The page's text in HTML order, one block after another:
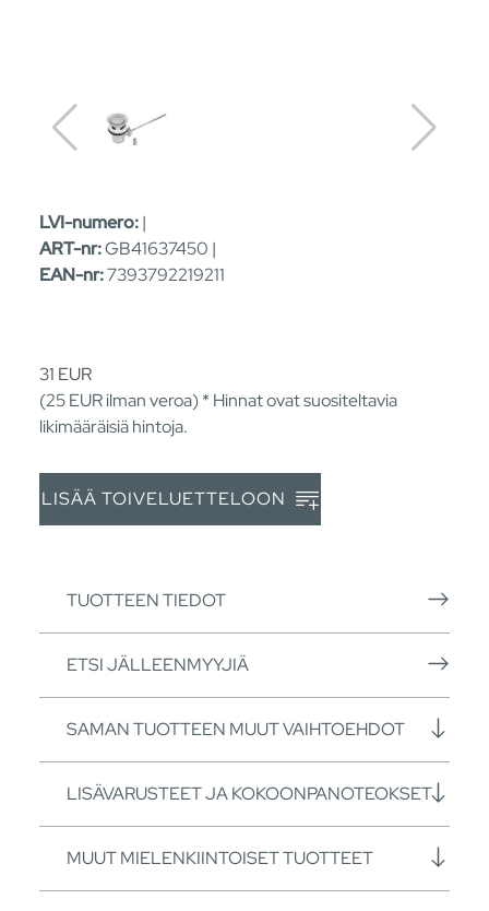
LVI-numero:|
ART-nr:GB41637450 |
EAN-nr:7393792219211
31 EUR
(25EURilman veroa) * Hinnat ovat suositeltavia
likimääräisiä hintoja.
LISÄÄ TOIVELUETTELOON
TUOTTEEN TIEDOT
ETSI JÄLLEENMYYJIÄ
SAMAN TUOTTEEN MUUT VAIHTOEHDOT
LISÄVARUSTEET JA KOKOONPANOTEOKSET
MUUT MIELENKIINTOISET TUOTTEET